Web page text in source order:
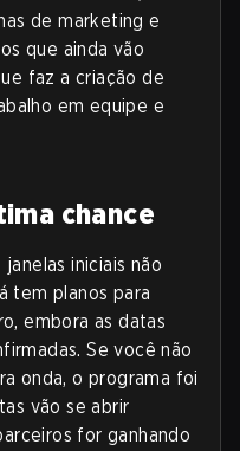
de marketing e
que ainda vão
faz a criação de
em equipe e
chance
iniciais não
tem planos para
embora as datas
Se você não
onda, o programa foi
vão se abrir
for ganhando